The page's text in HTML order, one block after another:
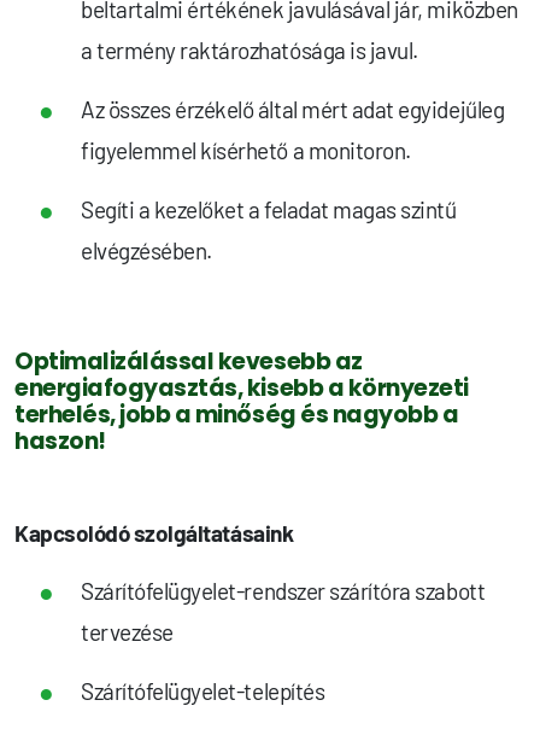
beltartalmi értékének javulásával jár, miközben
a termény raktározhatósága is javul.
Az összes érzékelő által mért adat egyidejűleg
figyelemmel kísérhető a monitoron.
Segíti a kezelőket a feladat magas szintű
elvégzésében.
Optimalizálással kevesebb az
energiafogyasztás, kisebb a környezeti
terhelés, jobb a minőség és nagyobb a
haszon!
Kapcsolódó szolgáltatásaink
Szárítófelügyelet-rendszer szárítóra szabott
tervezése
Szárítófelügyelet-telepítés